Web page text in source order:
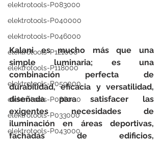
elektrotools-P083000
elektrotools-P040000
elektrotools-P046000
elektrotools-P121000
elektrotools-P118000
elektrotools-P059000
elektrotools-P086000
elektrotools-P033000
elektrotools-P043000
Kalani es mucho más que una
simple luminaria; es una
combinación perfecta de
durabilidad, eficacia y versatilidad,
diseñada para satisfacer las
exigentes necesidades de
iluminación en áreas deportivas,
fachadas de edificios,